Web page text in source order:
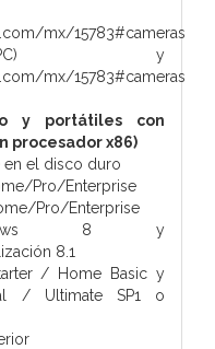
mx/15783#cameras
y
mx/15783#cameras
y portátiles con
procesador x86)
en el disco duro
Pro/Enterprise
Pro/Enterprise
8 y
8.1
/ Home Basic y
/ Ultimate SP1 o